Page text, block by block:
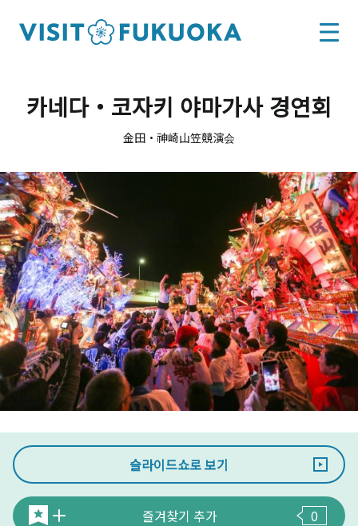
카네다・코자키 야마가사 경연회
金田・神崎山笠競演会
슬라이드쇼로 보기
즐겨찾기 추가 0